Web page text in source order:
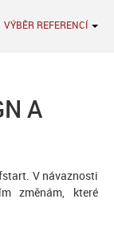
VÝBĚR REFERENCÍ
A
V návaznosti
změnám, které